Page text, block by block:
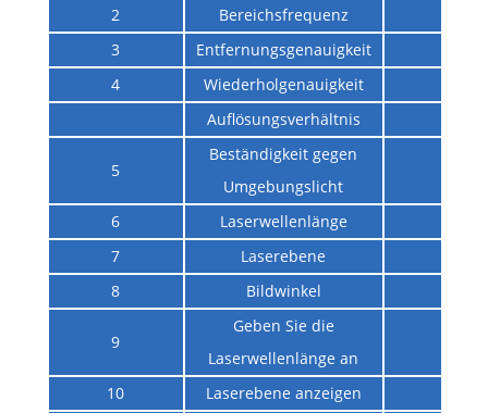
2 Bereichsfrequenz
3
Entfernungsgenauigkeit
4
Wiederholgenauigkeit
Auflösungsverhältnis
5
Beständigkeit gegen
Umgebungslicht
6 Laserwellenlänge
7
Laserebene
8
Bildwinkel
9
Geben Sie die
Laserwellenlänge an
10 Laserebene anzeigen